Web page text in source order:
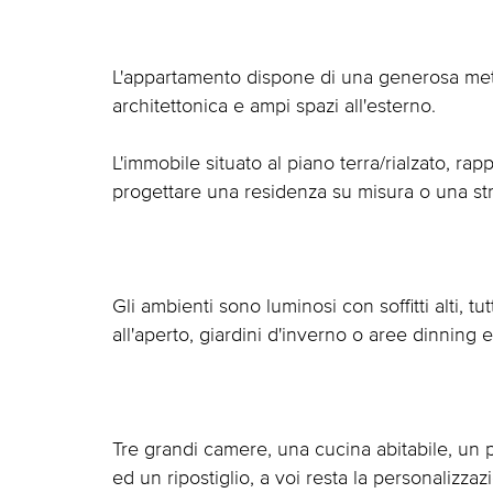
L'appartamento dispone di una generosa
architettonica e ampi spazi all'esterno.
L'immobile situato al piano terra/rialzato,
progettare una residenza su misura o una
Gli ambienti sono luminosi con soffitti alti,
all'aperto, giardini d'inverno o aree dinning
Tre grandi camere, una cucina abitabile,
ed un ripostiglio, a voi resta la